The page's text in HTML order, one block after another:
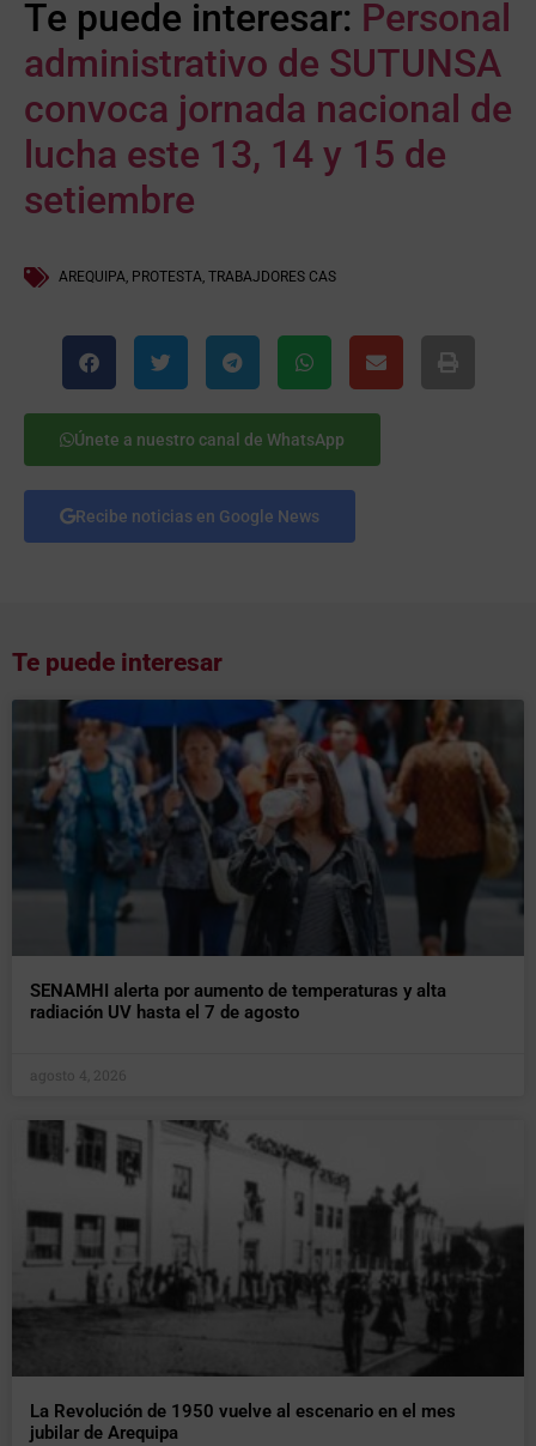
Te puede interesar: Personal
administrativo de SUTUNSA
convoca jornada nacional de
lucha este 13, 14 y 15 de
setiembre
AREQUIPA, PROTESTA, TRABAJDORES CAS
Únete a nuestro canal de WhatsApp
Recibe noticias en Google News
Te puede interesar
SENAMHI alerta por aumento de temperaturas y alta
radiación UV hasta el 7 de agosto
agosto 4, 2026
La Revolución de 1950 vuelve al escenario en el mes
jubilar de Arequipa